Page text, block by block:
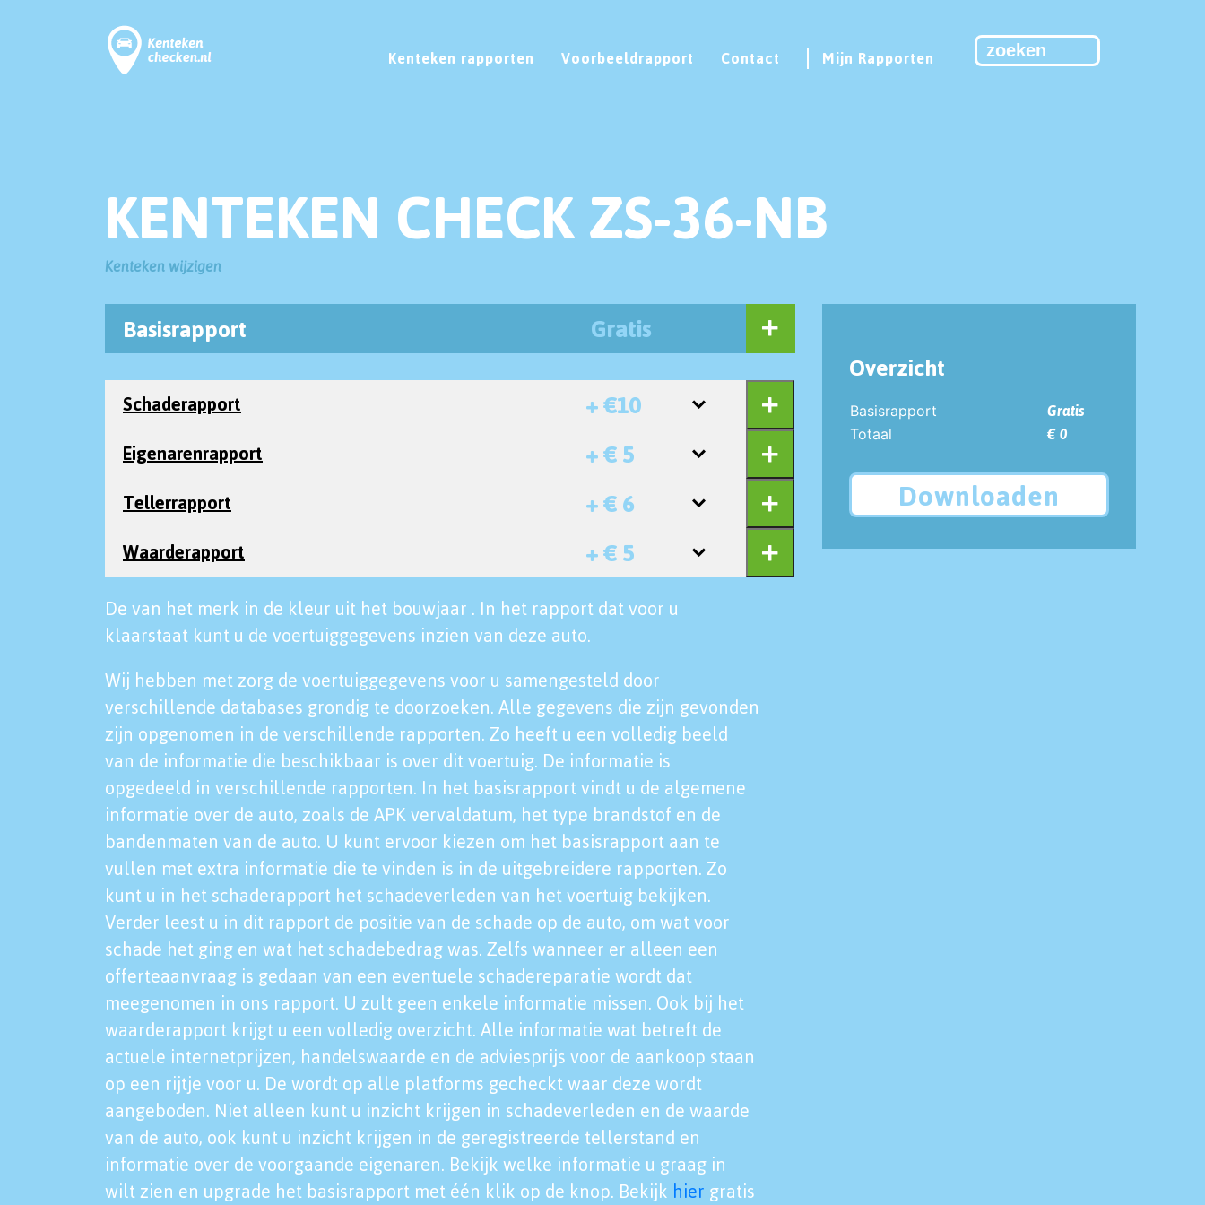
Kenteken rapporten Voorbeeldrapport Contact Mijn Rapporten
KENTEKEN CHECK ZS-36-NB
Kenteken wijzigen
Basisrapport Gratis
Schaderapport + €10
Eigenarenrapport + € 5
Tellerrapport + € 6
Waarderapport + € 5
De van het merk in de kleur uit het bouwjaar . In het rapport dat voor u
klaarstaat kunt u de voertuiggegevens inzien van deze auto.
Wij hebben met zorg de voertuiggegevens voor u samengesteld door
verschillende databases grondig te doorzoeken. Alle gegevens die zijn gevonden
zijn opgenomen in de verschillende rapporten. Zo heeft u een volledig beeld
van de informatie die beschikbaar is over dit voertuig. De informatie is
opgedeeld in verschillende rapporten. In het basisrapport vindt u de algemene
informatie over de auto, zoals de APK vervaldatum, het type brandstof en de
bandenmaten van de auto. U kunt ervoor kiezen om het basisrapport aan te
vullen met extra informatie die te vinden is in de uitgebreidere rapporten. Zo
kunt u in het schaderapport het schadeverleden van het voertuig bekijken.
Verder leest u in dit rapport de positie van de schade op de auto, om wat voor
schade het ging en wat het schadebedrag was. Zelfs wanneer er alleen een
offerteaanvraag is gedaan van een eventuele schadereparatie wordt dat
meegenomen in ons rapport. U zult geen enkele informatie missen. Ook bij het
waarderapport krijgt u een volledig overzicht. Alle informatie wat betreft de
actuele internetprijzen, handelswaarde en de adviesprijs voor de aankoop staan
op een rijtje voor u. De wordt op alle platforms gecheckt waar deze wordt
aangeboden. Niet alleen kunt u inzicht krijgen in schadeverleden en de waarde
van de auto, ook kunt u inzicht krijgen in de geregistreerde tellerstand en
informatie over de voorgaande eigenaren. Bekijk welke informatie u graag in
wilt zien en upgrade het basisrapport met één klik op de knop. Bekijk hier gratis
Overzicht
Basisrapport
Gratis
Totaal
€ 0
Downloaden